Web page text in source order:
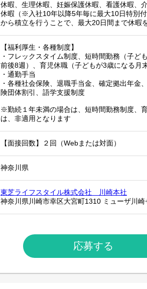
休暇、生理休暇、妊娠保護休暇、看護休暇、
休暇（※入社10年以降5年毎に最大10日特別
から積立を行うことで、最大20日間まで休暇
【福利厚生・各種制度】
・フレックスタイム制度、短時間勤務（子
前後8週）、育児休職（子どもが3歳になる月
・通勤手当
・各種社会保険、退職手当金、確定拠出年
険団体割引、語学支援制度
※勤続１年未満の場合は、短時間勤務制度、
は、非適用となります
【面接回数】２回（Webまたは対面）
神奈川県
東芝ライフスタイル株式会社 川崎本社
神奈川県川崎市幸区大宮町1310 ミューザ川
応募する